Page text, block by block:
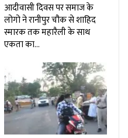
आदीवासी दिवस पर समाज के
लोगो ने रानीपुर चौक से शाहिद
स्मारक तक महारैली के साथ
एकता का…